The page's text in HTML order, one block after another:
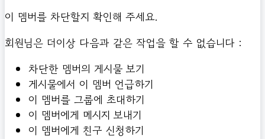
이 멤버를 차단할지 확인해 주세요.
회원님은 더이상 다음과 같은 작업을 할 수 없습니다 :
차단한 멤버의 게시물 보기
게시물에서 이 멤버 언급하기
이 멤버를 그룹에 초대하기
이 멤버에게 메시지 보내기
이 멤버에게 친구 신청하기